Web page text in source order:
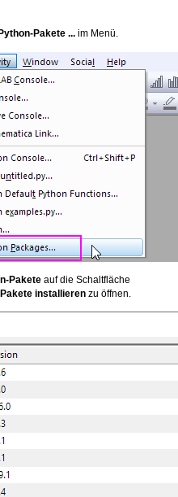
Pakete ... im Menü.
Pakete auf die Schaltfläche
Pakete installieren zu öffnen.